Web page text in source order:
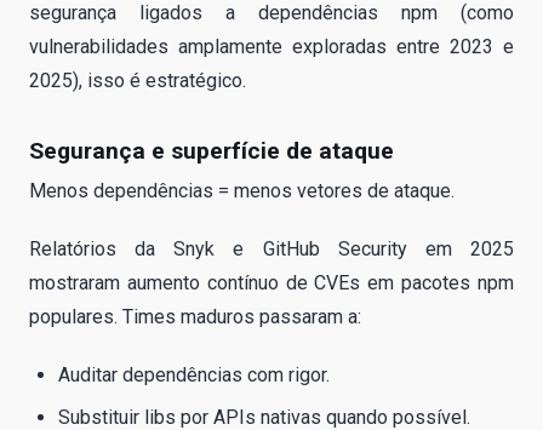
segurança ligados a dependências npm (como
vulnerabilidades amplamente exploradas entre 2023 e
2025), isso é estratégico.
Segurança e superfície de ataque
Menos dependências = menos vetores de ataque.
Relatórios da Snyk e GitHub Security em 2025
mostraram aumento contínuo de CVEs em pacotes npm
populares. Times maduros passaram a:
Auditar dependências com rigor.
Substituir libs por APIs nativas quando possível.